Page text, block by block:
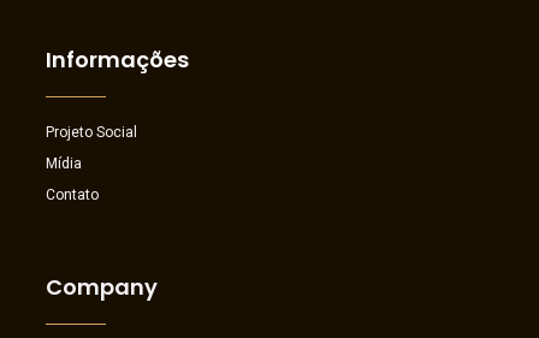
Informações
Projeto Social
Mídia
Contato
Company